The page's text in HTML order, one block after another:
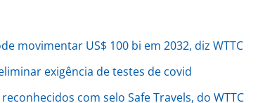
movimentar US$ 100 bi em 2032, diz WTTC
exigência de testes de covid
com selo Safe Travels, do WTTC